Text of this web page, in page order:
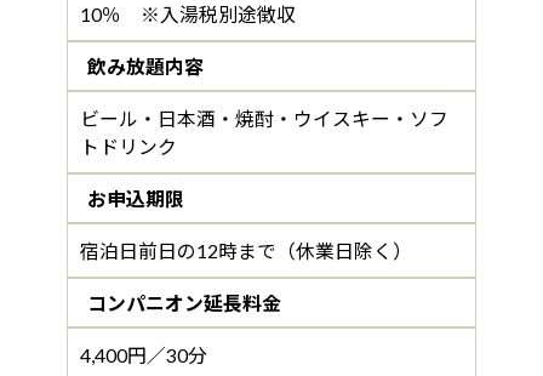
10％ ※入湯税別途徴収
飲み放題内容
ビール・日本酒・焼酎・ウイスキー・ソフ
トドリンク
お申込期限
宿泊日前日の12時まで（休業日除く）
コンパニオン延長料金
4,400円／30分